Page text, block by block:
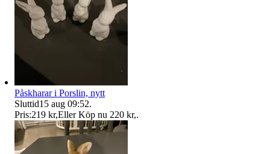
Påskharar i Porslin, nytt
Sluttid15 aug 09:52.
Pris:219 kr,Eller Köp nu 220 kr,.